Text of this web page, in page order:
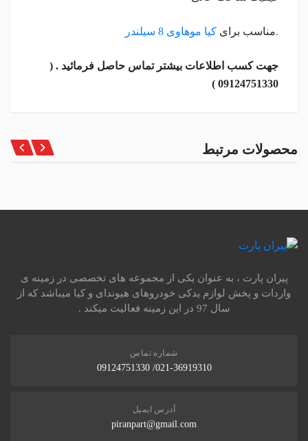
.مناسب برای کیا موهاوی 8 سیلندر
جهت کسب اطلاعات بیشتر تماس حاصل فرمائید . (
09124751330 )
محصولات مرتبط
پیران پارت ، به عنوان یکی از مجموعه های تخصصی در زمینه ی
واردات و پخش لوازم یدکی خودروهای هیوندای و کیا میباشد که از
سال 97 در این زمینه فعالیت میکند .
شماره تماس
021-36919310/ 09124751330
آدرس ایمیل
piranpart@gmail.com